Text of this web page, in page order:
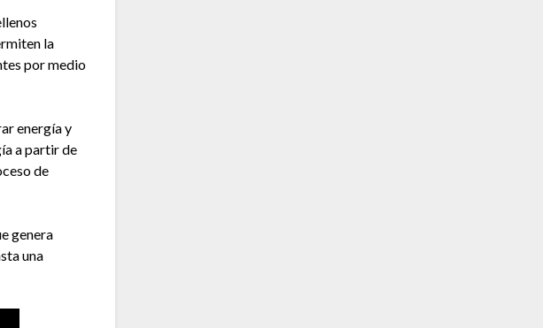
la
por medio
energía y
a partir de
de
genera
una